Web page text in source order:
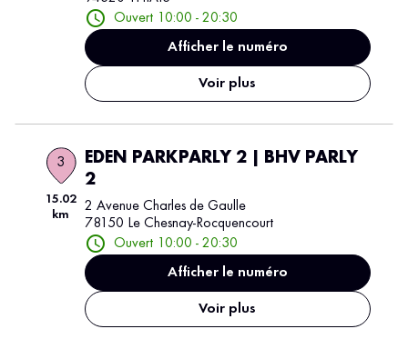
Ouvert 10:00 - 20:30
Afficher le numéro
Voir plus
3
15.02
km
EDEN PARKPARLY 2 | BHV PARLY
2
2 Avenue Charles de Gaulle
78150 Le Chesnay-Rocquencourt
Ouvert 10:00 - 20:30
Afficher le numéro
Voir plus